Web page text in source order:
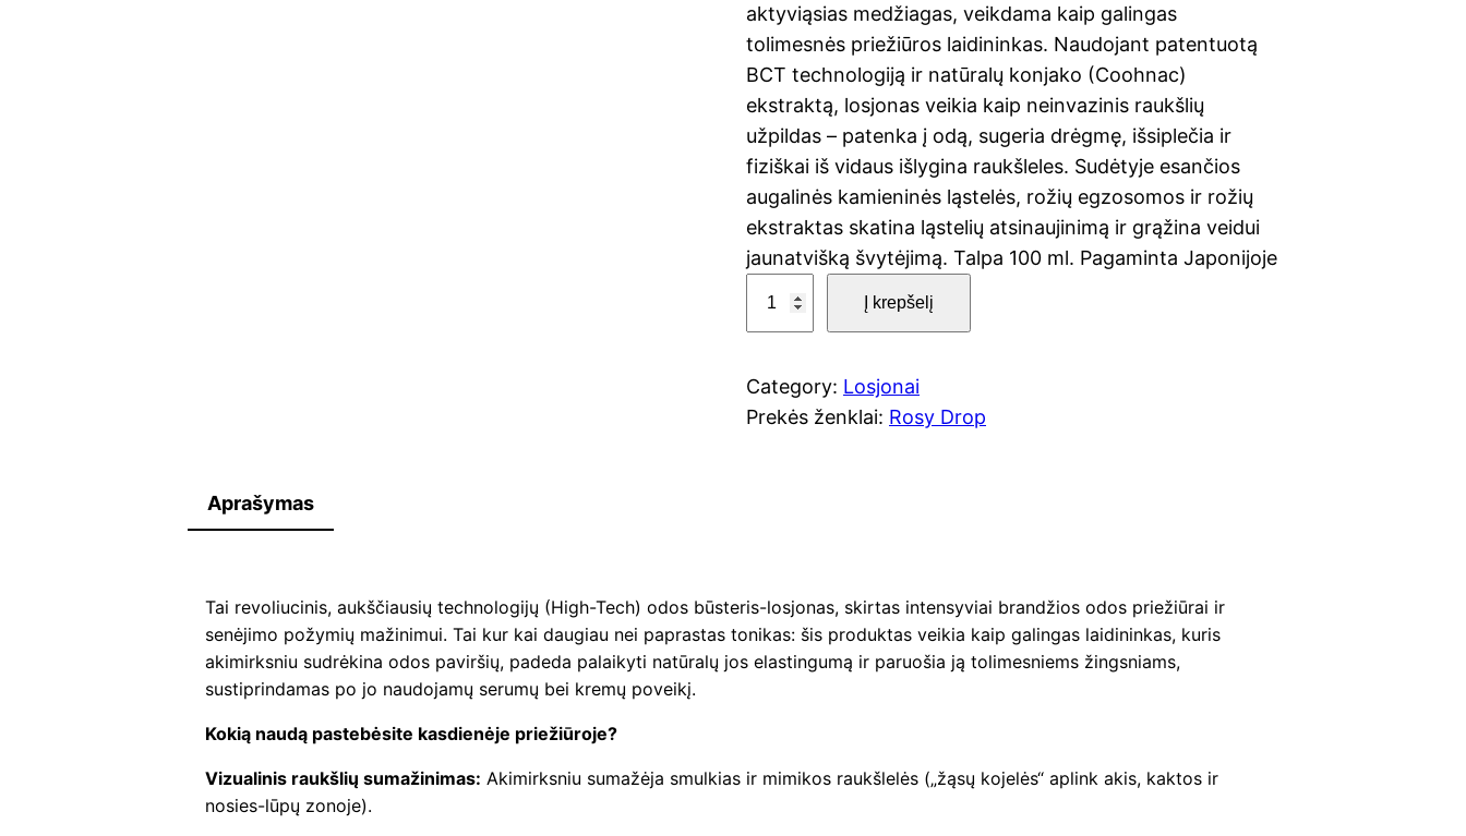
aktyviąsias medžiagas, veikdama kaip galingas
tolimesnės priežiūros laidininkas. Naudojant patentuotą
BCT technologiją ir natūralų konjako (Coohnac)
ekstraktą, losjonas veikia kaip neinvazinis raukšlių
užpildas – patenka į odą, sugeria drėgmę, išsiplečia ir
fiziškai iš vidaus išlygina raukšleles. Sudėtyje esančios
augalinės kamieninės ląstelės, rožių egzosomos ir rožių
ekstraktas skatina ląstelių atsinaujinimą ir grąžina veidui
jaunatvišką švytėjimą. Talpa 100 ml. Pagaminta Japonijoje
d
u
k
i
o
Į krepšelį
Category: Losjonai
Prekės ženklai: Rosy Drop
Aprašymas
Tai revoliucinis, aukščiausių technologijų (High-Tech) odos būsteris-losjonas, skirtas intensyviai brandžios odos priežiūrai ir
senėjimo požymių mažinimui. Tai kur kai daugiau nei paprastas tonikas: šis produktas veikia kaip galingas laidininkas, kuris
akimirksniu sudrėkina odos paviršių, padeda palaikyti natūralų jos elastingumą ir paruošia ją tolimesniems žingsniams,
sustiprindamas po jo naudojamų serumų bei kremų poveikį.
Kokią naudą pastebėsite kasdienėje priežiūroje?
Vizualinis raukšlių sumažinimas: Akimirksniu sumažėja smulkias ir mimikos raukšlelės („žąsų kojelės“ aplink akis, kaktos ir
nosies-lūpų zonoje).